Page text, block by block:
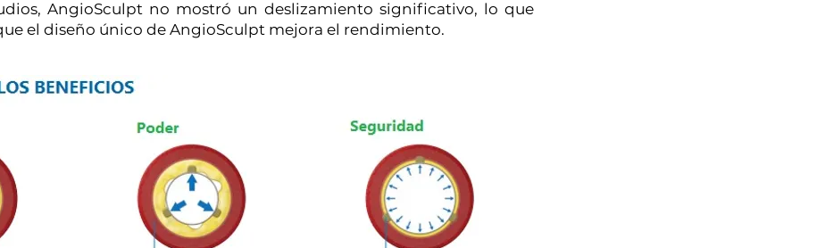
AngioSculpt no mostró un deslizamiento significativo, lo que
el diseño único de AngioSculpt mejora el rendimiento.